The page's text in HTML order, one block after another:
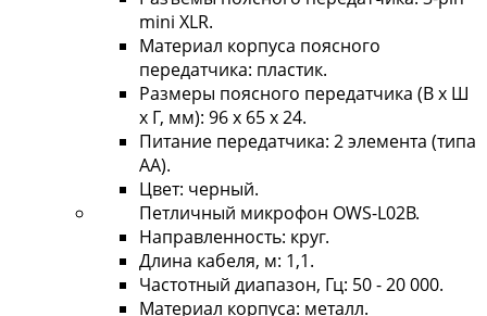
mini XLR.
Материал корпуса поясного
передатчика: пластик.
Размеры поясного передатчика (В х Ш
х Г, мм): 96 х 65 х 24.
Питание передатчика: 2 элемента (типа
АА).
Цвет: черный.
Петличный микрофон OWS-L02B.
Направленность: круг.
Длина кабеля, м: 1,1.
Частотный диапазон, Гц: 50 - 20 000.
Материал корпуса: металл.